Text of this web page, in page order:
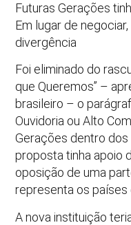
Futuras Gerações
Em lugar de
divergência
Foi eliminado do
que Queremos” –
brasileiro – o
Ouvidoria ou Alto
Gerações dentro dos
proposta tinha apoio
oposição de uma
representa os
A nova instituição